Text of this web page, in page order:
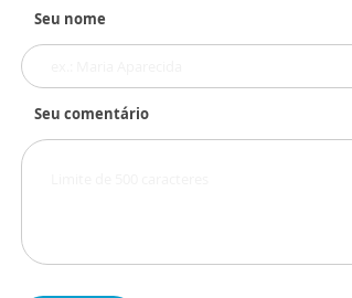
Seu nome
Seu comentário